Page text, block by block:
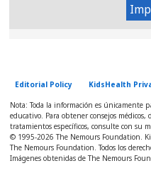
Editorial Policy KidsHealth
Nota: Toda la información es únicamente
educativo. Para obtener consejos médicos,
tratamientos específicos, consulte con su
© 1995-2026 The Nemours Foundation.
The Nemours Foundation. Todos los
Imágenes obtenidas de The Nemours